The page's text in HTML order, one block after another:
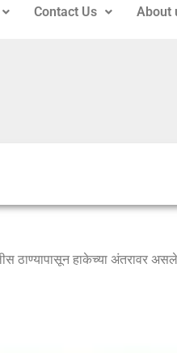
Contact Us About